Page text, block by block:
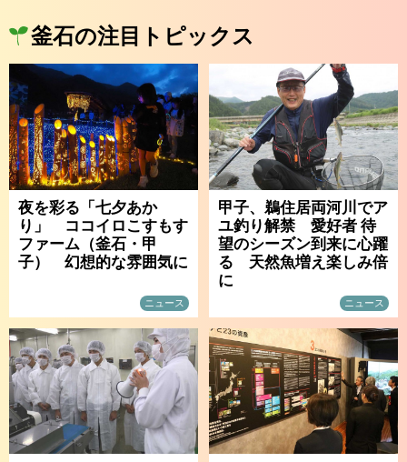
釜石の注目トピックス
夜を彩る「七夕あか
り」 ココイロこすもす
ファーム（釜石・甲
子） 幻想的な雰囲気に
ニュース
甲子、鵜住居両河川でア
ユ釣り解禁 愛好者 待
望のシーズン到来に心躍
る 天然魚増え楽しみ倍
に
ニュース